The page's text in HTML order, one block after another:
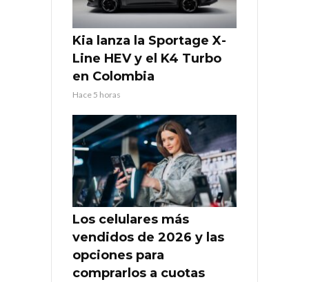
Kia lanza la Sportage X-
Line HEV y el K4 Turbo
en Colombia
Hace 5 horas
Los celulares más
vendidos de 2026 y las
opciones para
comprarlos a cuotas